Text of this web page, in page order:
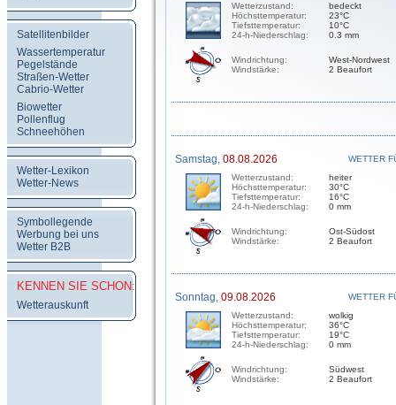
Satellitenbilder
Wassertemperatur
Pegelstände
Straßen-Wetter
Cabrio-Wetter
Biowetter
Pollenflug
Schneehöhen
Wetter-Lexikon
Wetter-News
Symbollegende
Werbung bei uns
Wetter B2B
KENNEN SIE SCHON:
Wetterauskunft
Wetterzustand:
Höchsttemperatur:
Tiefsttemperatur:
24-h-Niederschlag:
bedeckt
23°C
10°C
0.3 mm
Windrichtung:
Windstärke:
West-Nordwest
2 Beaufort
Samstag, 08.08.2026
WETTER
Wetterzustand:
Höchsttemperatur:
Tiefsttemperatur:
24-h-Niederschlag:
heiter
30°C
16°C
0 mm
Windrichtung:
Windstärke:
Ost-Südost
2 Beaufort
Sonntag, 09.08.2026
WETTER
Wetterzustand:
Höchsttemperatur:
Tiefsttemperatur:
24-h-Niederschlag:
wolkig
36°C
19°C
0 mm
Windrichtung:
Windstärke:
Südwest
2 Beaufort